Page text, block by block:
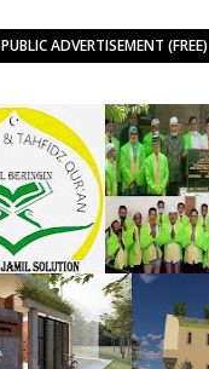
PUBLIC ADVERTISEMENT (FREE)